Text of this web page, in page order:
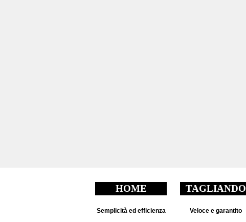
HOME
Semplicità ed efficienza
TAGLIANDO
Veloce e garantito